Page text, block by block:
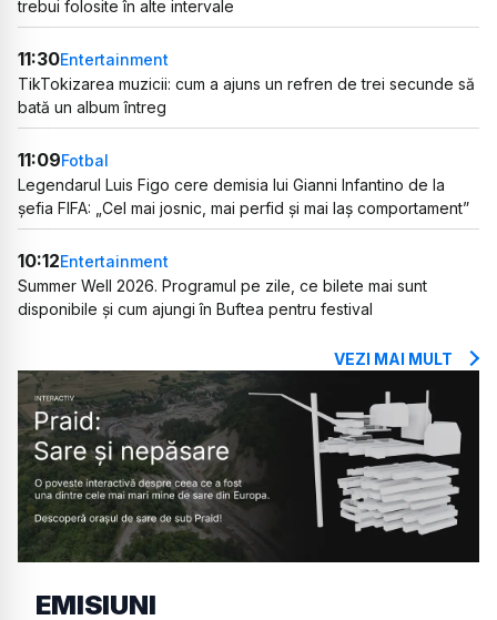
trebui folosite în alte intervale
11:30Entertainment
TikTokizarea muzicii: cum a ajuns un refren de trei secunde să
bată un album întreg
11:09Fotbal
Legendarul Luis Figo cere demisia lui Gianni Infantino de la
șefia FIFA: „Cel mai josnic, mai perfid și mai laș comportament”
10:12Entertainment
Summer Well 2026. Programul pe zile, ce bilete mai sunt
disponibile și cum ajungi în Buftea pentru festival
VEZI MAI MULT
EMISIUNI